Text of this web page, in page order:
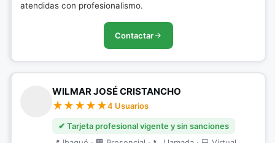
atendidas con profesionalismo.
Contactar
WILMAR JOSÉ CRISTANCHO
4 Usuarios
✔ Tarjeta profesional vigente y sin sanciones